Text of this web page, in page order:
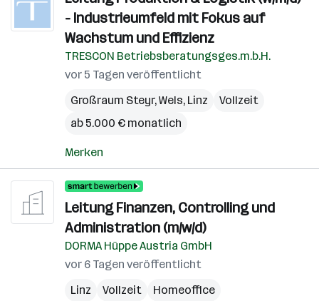
- Industrieumfeld mit Fokus auf
Wachstum und Effizienz
TRESCON Betriebsberatungsges.m.b.H.
vor 5 Tagen veröffentlicht
Großraum Steyr,Wels, Linz
Vollzeit
ab 5.000 € monatlich
Merken
Leitung Finanzen, Controlling und
Administration (m/w/d)
DORMA Hüppe Austria GmbH
vor 6 Tagen veröffentlicht
Linz
Vollzeit Homeoffice